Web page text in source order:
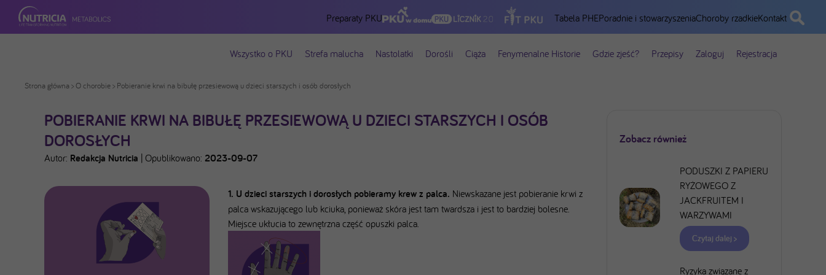
Preparaty PKU Tabela PHEPoradnie i stowarzyszeniaChoroby rzadkieKontakt
Wszystko o PKU Strefa malucha Nastolatki Dorośli Ciąża Fenymenalne Historie Gdzie zjeść? Przepisy Zaloguj Rejestracja
Strona główna > O chorobie> Pobieranie krwi na bibułę przesiewową u dzieci starszych i osób dorosłych
POBIERANIE KRWI NA BIBUŁĘ PRZESIEWOWĄ U DZIECI STARSZYCH I OSÓB
DOROSŁYCH
Autor: Redakcja Nutricia Opublikowano: 2023-09-07
1. U dzieci starszych i dorosłych pobieramy krew z palca. Niewskazane jest pobieranie krwi z
palca wskazującego lub kciuka, ponieważ skóra jest tam twardsza i jest to bardziej bolesne.
Miejsce ukłucia to zewnętrzna część opuszki palca.
Zobacz również
PODUSZKI Z PAPIERU
RYŻOWEGO Z
JACKFRUITEM I
WARZYWAMI
Czytaj dalej >
Ryzyka związane z